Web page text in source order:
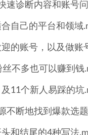
速诊断内容和账号
自己的平台和领域
的账号，以及做账
丝不多也可以赚到钱
11个新人易踩的坑
不断地找到爆款选
和结尾的4种写法